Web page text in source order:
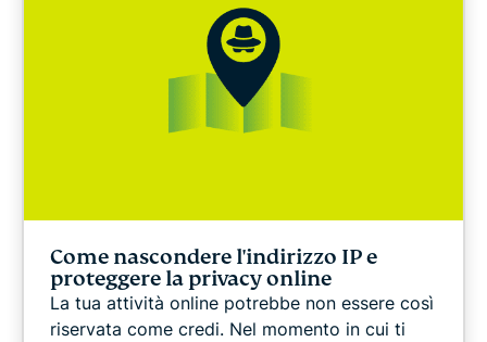
ExpressVPN for Teams
Le news di ExpressVPN
Protezione online
Privacy
Come nascondere l'indirizzo IP e
proteggere la privacy online
La tua attività online potrebbe non essere così
riservata come credi. Nel momento in cui ti